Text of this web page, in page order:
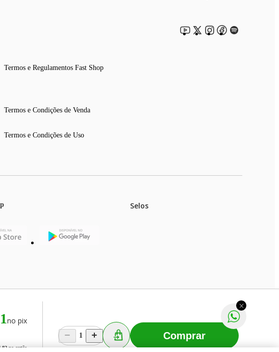
no pix
no cartão
1 Comprar
Termos e Regulamentos Fast Shop
Termos e Condições de Venda
Termos e Condições de Uso
Selos
site, podendo diferir na rede de lojas físicas.
alteração sem aviso prévio. Fast Shop S. A. CNPJ: 43.708.379/0001-
Selecionar os Cookies